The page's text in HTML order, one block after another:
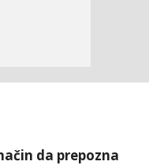
da prepozna